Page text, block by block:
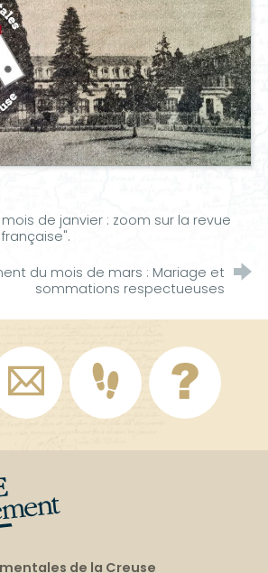
de janvier : zoom sur la revue
du mois de mars : Mariage et
sommations respectueuses
de la Creuse